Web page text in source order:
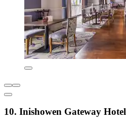
10. Inishowen Gateway Hotel